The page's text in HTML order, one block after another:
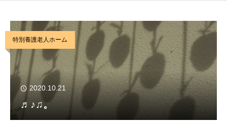
特別養護老人ホーム
2020.10.21
♬♪♫。